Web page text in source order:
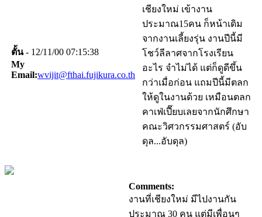
ตั้น- 12/11/00 07:15:38
My
Email:wvijit@fthai.fujikura.co.th
เชียงใหม่ เข้างาน
ประมาณ15คน ก็หน้าเดิม
จากงานเลี้ยงรุ่น งานปีนี้มี
โชว์ลีลาศจากโรงเรียน
อะไร จำไม่ได้ แต่ก็ดูดีขึ้น
กว่าเมื่อก่อน แถมปีนี้มีตลก
ให้ดูในงานด้วย เหมือนตลก
คาเฟ่เปี๊ยบเลยจากนักศึกษา
คณะวิศวกรรมศาสตร์ (อับ
ดุล...อับดุล)
Comments:
งานที่เชียงใหม่ มีไปงานกัน
ประมาณ 30 คน แต่มีเพื่อนๆ